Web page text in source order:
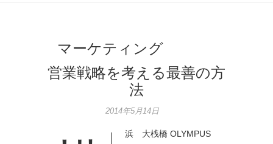
マーケティング
営業戦略を考える最善の方
法
2014年5月14日
浜 大桟橋 OLYMPUS